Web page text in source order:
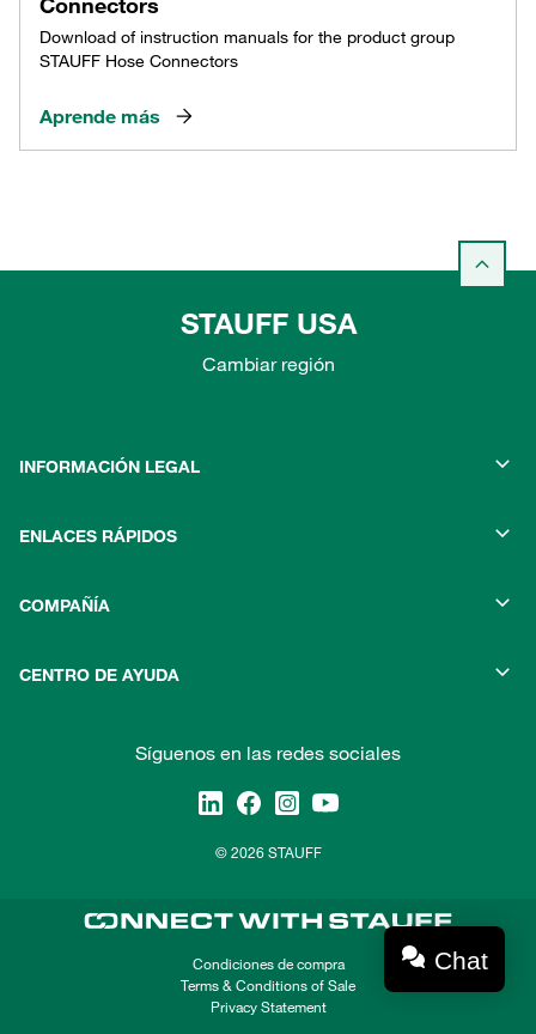
Download of instruction manuals for the product group
STAUFF Hose Connectors
Aprende más
STAUFF USA
Cambiar región
INFORMACIÓN LEGAL
ENLACES RÁPIDOS
COMPAÑÍA
CENTRO DE AYUDA
Síguenos en las redes sociales
© 2026 STAUFF
Condiciones de compra
Terms & Conditions of Sale
Privacy Statement
Chat